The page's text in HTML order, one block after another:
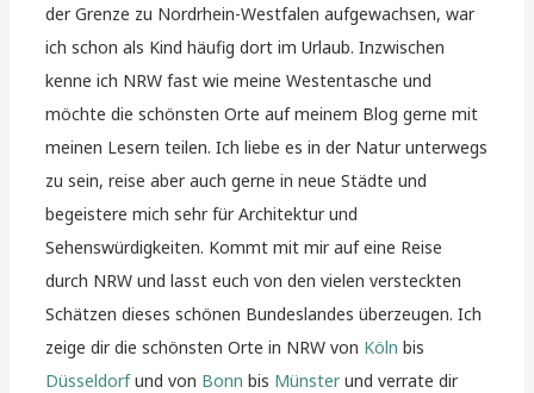
der Grenze zu Nordrhein-Westfalen aufgewachsen, war
ich schon als Kind häufig dort im Urlaub. Inzwischen
kenne ich NRW fast wie meine Westentasche und
möchte die schönsten Orte auf meinem Blog gerne mit
meinen Lesern teilen. Ich liebe es in der Natur unterwegs
zu sein, reise aber auch gerne in neue Städte und
begeistere mich sehr für Architektur und
Sehenswürdigkeiten. Kommt mit mir auf eine Reise
durch NRW und lasst euch von den vielen versteckten
Schätzen dieses schönen Bundeslandes überzeugen. Ich
zeige dir die schönsten Orte in NRW von Köln bis
Düsseldorfund von Bonn bis Münsterund verrate dir